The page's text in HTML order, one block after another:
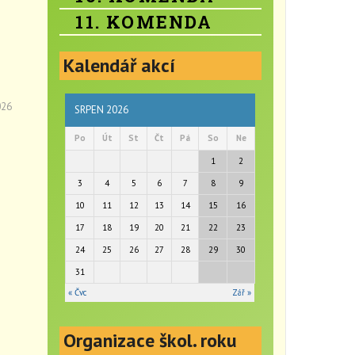
11. KOMENDA
Kalendář akcí
SRPEN 2026
Po Út St Čt Pá So Ne
1
2
3
4 5 6 7 8
9
10
11 12 13 14 15
16
17
18 19 20 21 22
23
24
25 26 27 28 29
30
31
« Čvc
Zář »
Organizace škol. roku